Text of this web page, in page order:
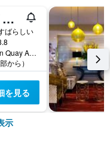
ダブルツリー バイ ヒルトン ウェリントン
ばらしい
Corner of Lambton Quay And Grey Street, 28 Grey St, ウェリントン, ニュージーランド
から）
を見る
示